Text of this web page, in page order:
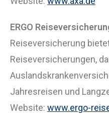
ERGO
Reiseversicherung
Reiseversicherungen,
Jahresreisen und
Website: www.ergo-